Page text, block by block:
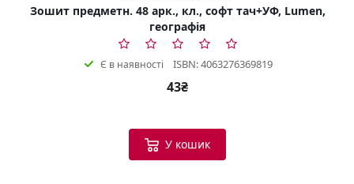
Зошит предметн. 48 арк., кл., софт тач+УФ, Lumen,
географія
Є в наявності ISBN: 4063276369819
43₴
У кошик